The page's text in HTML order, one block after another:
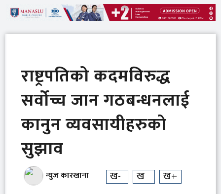
राष्ट्रपतिको कदमविरुद्ध
सर्वोच्च जान गठबन्धनलाई
कानुन व्यवसायीहरुको
सुझाव
न्युज कारखाना ख- ख ख+